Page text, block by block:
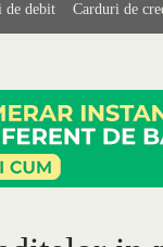
de debit Carduri de